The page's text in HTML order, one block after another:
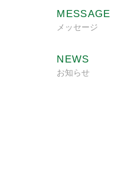
MESSAGE
メッセージ
NEWS
お知らせ